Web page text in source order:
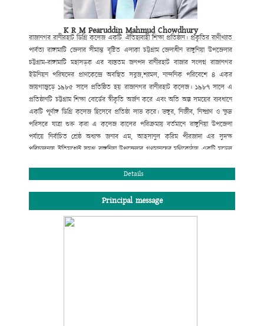
K R M Pearuddin Mahmud Chowdhury
রাজানগর রানীরহাট ডিগ্রি কলেজ একটি ঐতিহ্যবাহী শিক্ষা প্রতিষ্ঠান। প্রকৃতির রাণীখ্যাত
পার্বত্য রাঙ্গামাটি জেলার সীমান্ত বৃষ্টিত এলাকা চট্টগ্রাম জেলাধীন রাঙ্গুনিয়া উপজেলার
চট্টগ্রাম-রাঙ্গামাটি মহাসড়ক এর ব্যস্ততম জনপদ রানীরহাট বাজার সংলগ্ন রাজানগর
ইউনিয়ন পরিষদের প্রাণকেন্দ্রে অবস্থিত সবুজ,শ্যামল, নান্দনিক পরিবেশে ৪ একর
জায়গাজুড়ে ১৯৮৫ সালে প্রতিষ্ঠিত হয় রাজানগর রানীরহাট কলেজ। ১৯৮৭ সালে এ
প্রতিষ্ঠানটি চট্টগ্রাম শিক্ষা বোর্ডের স্বীকৃতি অর্জন করে এবং অতি অল্প সময়ের ব্যবধানে
একটি পূর্ণাঙ্গ ডিগ্রি কলেজ হিসেবে প্রতিষ্ঠা লাভ করে। ভঙ্গুর, নির্জীব, নিষ্প্রাণ ও ক্ষুদ্র
পরিসরে যাত্রা শুরু করা এ কলেজ কালের পরিক্রমায় বর্তমানে রাঙ্গুনিয়া উপজেলা
পর্যায়ে নির্বাচিত শ্রেষ্ঠ অধ্যক্ষ জনাব এম, আহসানুল করিম পীরজাদা এর সুদক্ষ
পরিচালনায় ইতিমধ্যেই সমগ্র রাঙ্গুনিয়া উপজেলার গণমানুষের মণিকোঠায় একটি মডেল
পরিবেশ এখানে রচিত হয়েছে বহু মানুষের ত্যাগে, শ্রমে ও মেধায়। বোর্ড ও
প্রমাণ আমরা প্রতিনিয়ত পাচ্ছি। তাই দেশ ও দশের কল্যাণব্রতে স্নিগ্ধ মানব সন্তান
আমাদের আজ একান্তভাবে কাম্য। তারাই গড়বে আমাদের কাঙ্খিত সোনার বাংলাদেশ।
শিক্ষা আজ পণ্যে রূপান্তরিত হয়েছে। অনেক প্রতিষ্ঠান ডিগ্রি বিক্রি করে মুনাফা লুটে
Details
Principal message